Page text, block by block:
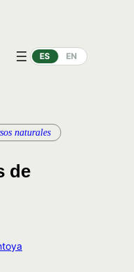
ES EN
naturales
de